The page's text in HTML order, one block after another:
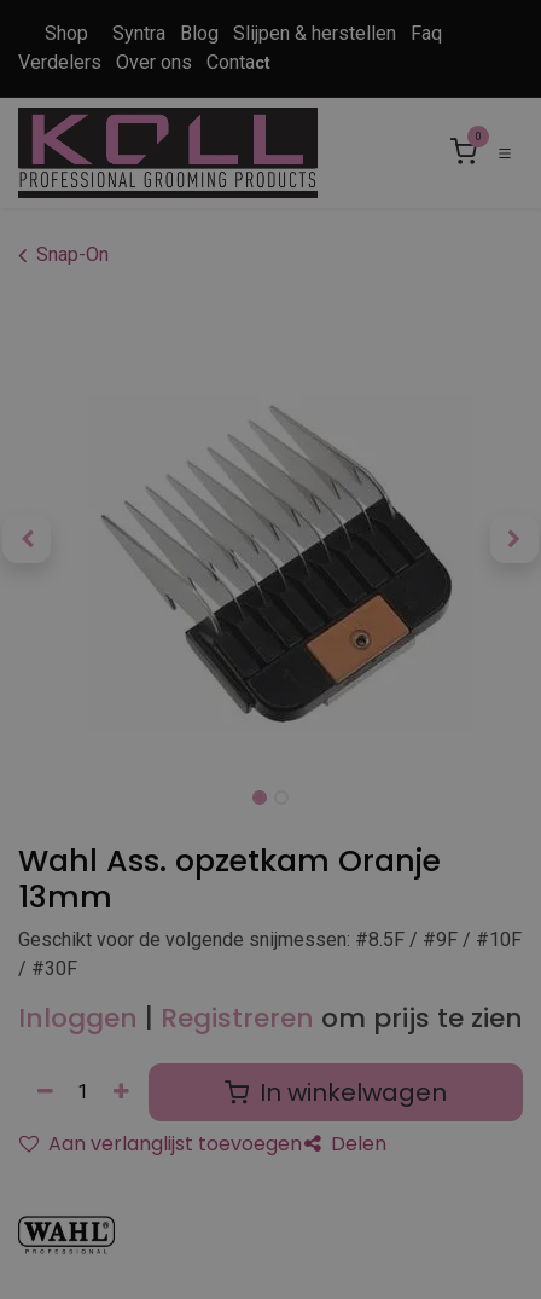
Shop Syntra Blog Slijpen & herstellen
Faq
Verdelers
Over ons Contact
0
Snap-On
Wahl Ass. opzetkam Oranje
13mm
Geschikt voor de volgende snijmessen: #8.5F / #9F / #10F
/ #30F
Inloggen | Registreren om prijs te zien
In winkelwagen
Aan verlanglijst toevoegen Delen